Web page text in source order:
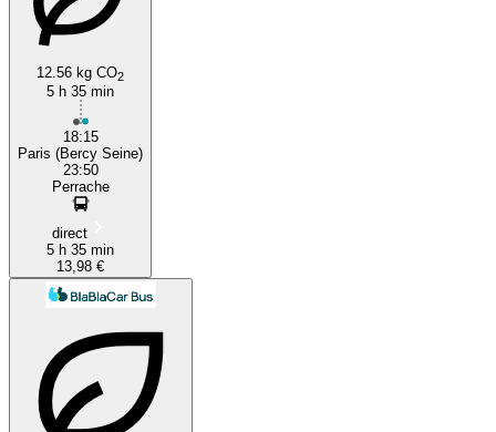
12.56 kg CO2
5 h 35 min
18:15
Paris (Bercy Seine)
23:50
Perrache
direct
5 h 35 min
13,98 €